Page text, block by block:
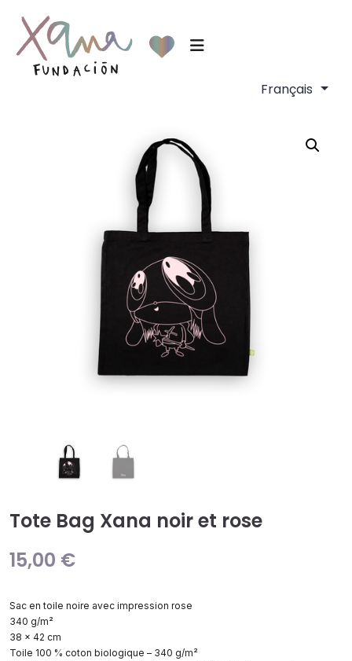
Tote Bag Xana noir et rose
15,00 €
Sac en toile noire avec impression rose
340 g/m²
38 x 42 cm
Toile 100 % coton biologique – 340 g/m²